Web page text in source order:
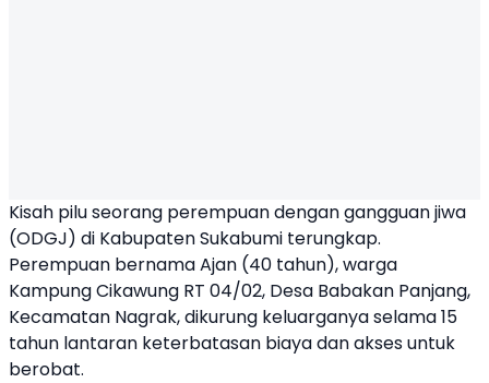
Kisah pilu seorang perempuan dengan gangguan jiwa
(ODGJ) di Kabupaten Sukabumi terungkap.
Perempuan bernama Ajan (40 tahun), warga
Kampung Cikawung RT 04/02, Desa Babakan Panjang,
Kecamatan Nagrak, dikurung keluarganya selama 15
tahun lantaran keterbatasan biaya dan akses untuk
berobat.